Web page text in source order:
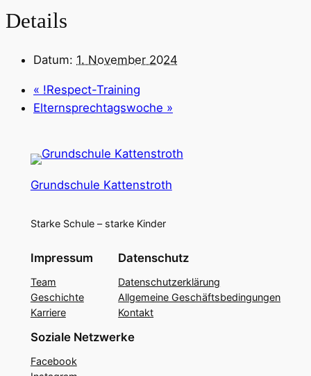
Details
Datum: 1. November 2024
« !Respect-Training
Elternsprechtagswoche »
Grundschule Kattenstroth
Starke Schule – starke Kinder
Impressum
Team
Geschichte
Karriere
Datenschutz
Datenschutzerklärung
Allgemeine Geschäftsbedingungen
Kontakt
Soziale Netzwerke
Facebook